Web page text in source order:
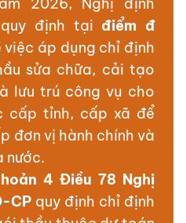
2026, Nghị định
định tại điểm đ
việc áp dụng chỉ định
sửa chữa, cải tạo
lưu trú công vụ cho
cấp tỉnh, cấp xã để
đơn vị hành chính và
nước.
4 Điều 78 Nghị
CPquy định chỉ định